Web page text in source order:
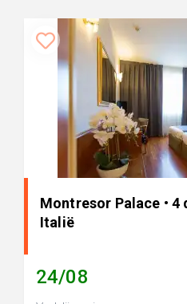
Montresor Palace • 4
Italië
24/08